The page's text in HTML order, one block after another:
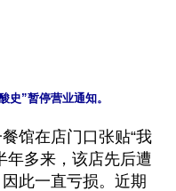
馆在店门口张贴“我
年多来，该店先后遭
此一直亏损。近期